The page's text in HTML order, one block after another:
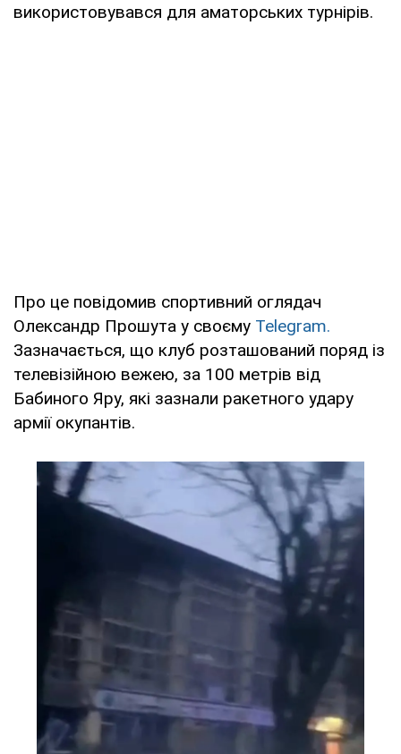
використовувався для аматорських турнірів.
Про це повідомив спортивний оглядач
Олександр Прошута у своєму Telegram.
Зазначається, що клуб розташований поряд із
телевізійною вежею, за 100 метрів від
Бабиного Яру, які зазнали ракетного удару
армії окупантів.